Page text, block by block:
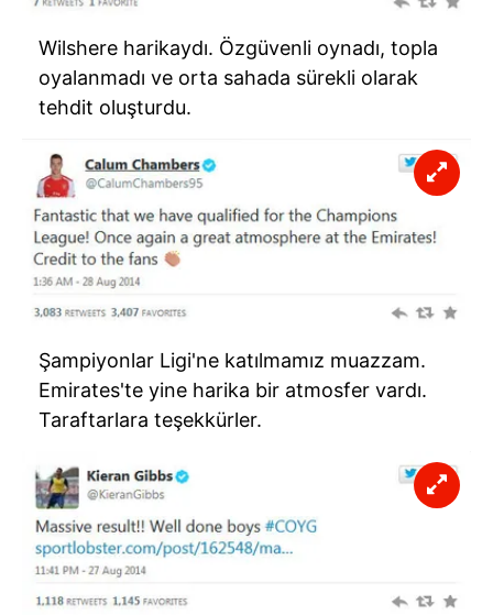
Wilshere harikaydı. Özgüvenli oynadı, topla
oyalanmadı ve orta sahada sürekli olarak
tehdit oluşturdu.
Şampiyonlar Ligi'ne katılmamız muazzam.
Emirates'te yine harika bir atmosfer vardı.
Taraftarlara teşekkürler.